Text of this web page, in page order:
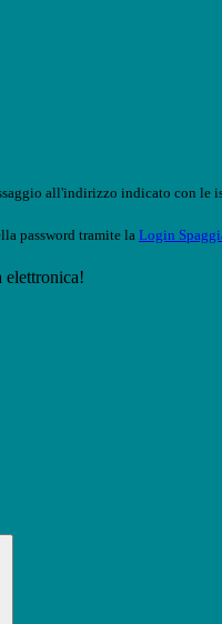
all'indirizzo indicato con le
password tramite la Login
elettronica!